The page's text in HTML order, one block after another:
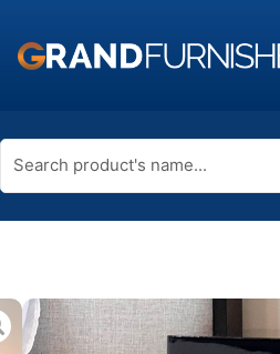
content
Search
product's